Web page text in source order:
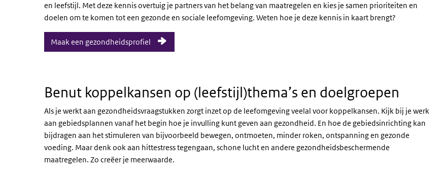
en leefstijl. Met deze kennis overtuig je partners van het belang van maatregelen en kies je samen prioriteiten en
doelen om te komen tot een gezonde en sociale leefomgeving. Weten hoe je deze kennis in kaart brengt?
Maak een gezondheidsprofiel
Benut koppelkansen op (leefstijl)thema’s en doelgroepen
Als je werkt aan gezondheidsvraagstukken zorgt inzet op de leefomgeving veelal voor koppelkansen. Kijk bij je werk
aan gebiedsplannen vanaf het begin hoe je invulling kunt geven aan gezondheid. En hoe de gebiedsinrichting kan
bijdragen aan het stimuleren van bijvoorbeeld bewegen, ontmoeten, minder roken, ontspanning en gezonde
voeding. Maar denk ook aan hittestress tegengaan, schone lucht en andere gezondheidsbeschermende
maatregelen. Zo creëer je meerwaarde.